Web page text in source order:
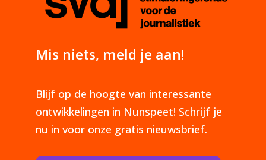
Mis niets, meld je aan!
Blijf op de hoogte van interessante
ontwikkelingen in Nunspeet! Schrijf je
nu in voor onze gratis nieuwsbrief.